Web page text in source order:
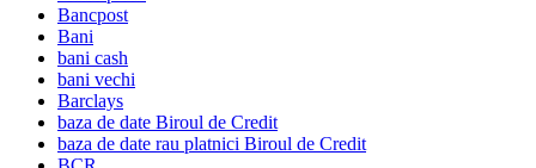
Bancpost
Bani
bani cash
bani vechi
Barclays
baza de date Biroul de Credit
baza de date rau platnici Biroul de Credit